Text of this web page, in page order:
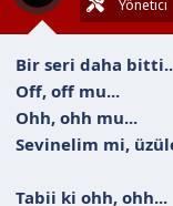
Yönetici
Bir seri daha
Off, off mu...
Ohh, ohh mu...
Sevinelim mi,
Tabii ki ohh, ohh...